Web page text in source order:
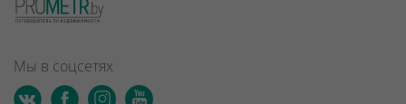
Мы в соцсетях